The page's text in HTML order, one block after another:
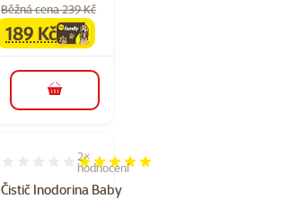
Běžná cena 239 Kč
familycena
189 Kč
do košíku
Čistič Inodorina Baby
Hodnocení 100%, počet hodnocení: 2
2×
hodnocení